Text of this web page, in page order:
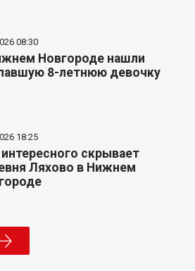
08:30
Новгороде нашли
8-летнюю девочку
18:25
скрывает
Ляхово в Нижнем